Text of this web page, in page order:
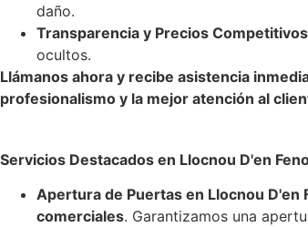
daño.
Transparencia y Precios
ocultos.
Llámanos ahora y recibe asistencia
profesionalismo y la mejor atención al
Servicios Destacados en Llocnou D'en
Apertura de Puertas en Llocnou D'en
comerciales. Garantizamos una